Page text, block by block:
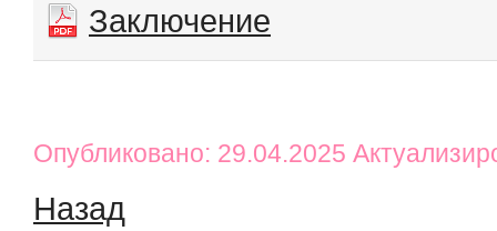
Заключение
Опубликовано: 29.04.2025
Назад